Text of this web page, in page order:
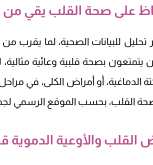
على صحة القلب يقي من
بصحة قلبية وعائية مثالية، لديهم
الدماغية، أو أمراض الكلى، في
القلب، بحسب الموقع الرسمي
القلب والأوعية الدموية